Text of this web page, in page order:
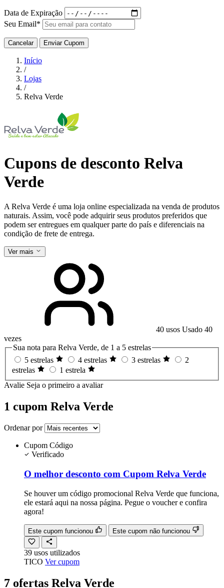
Data de Expiração
Seu Email*
Cancelar Enviar Cupom
Início
/
Lojas
/
Relva Verde
Cupons de desconto Relva
Verde
A Relva Verde é uma loja online especializada na venda de produtos
naturais. Assim, você pode adquirir seus produtos preferidos que
podem ser entregues em qualquer parte do país e diferenciais na
condição de frete de entrega.
Ver mais
40 usos Usado 40
vezes
Sua nota para Relva Verde, de 1 a 5 estrelas
5 estrelas
4 estrelas 3 estrelas
2
estrelas
1 estrela
Avalie Seja o primeiro a avaliar
1 cupom Relva Verde
Ordenar por
Cupom Código
Verificado
O melhor desconto com Cupom Relva Verde
Se houver um código promocional Relva Verde que funciona,
ele estará aqui na nossa página. Pegue o voucher e confira
agora!
Este cupom funcionou Este cupom não funcionou
39 usos utilizados
TICO Ver cupom
7 ofertas Relva Verde